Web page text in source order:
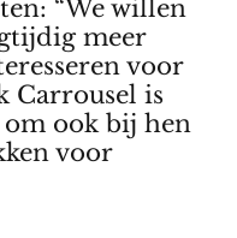
“We willen
meer
voor
Carrousel is
ook bij hen
voor